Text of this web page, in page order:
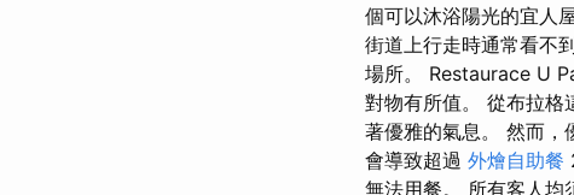
個可以沐浴陽光的宜人
街道上行走時通常看不
場所。 Restaurace U
對物有所值。 從布拉格
著優雅的氣息。 然而，
會導致超過 外燴自助餐
無法用餐。 所有客人均